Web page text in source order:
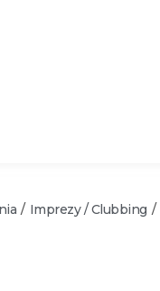
/ Imprezy / Clubbing /